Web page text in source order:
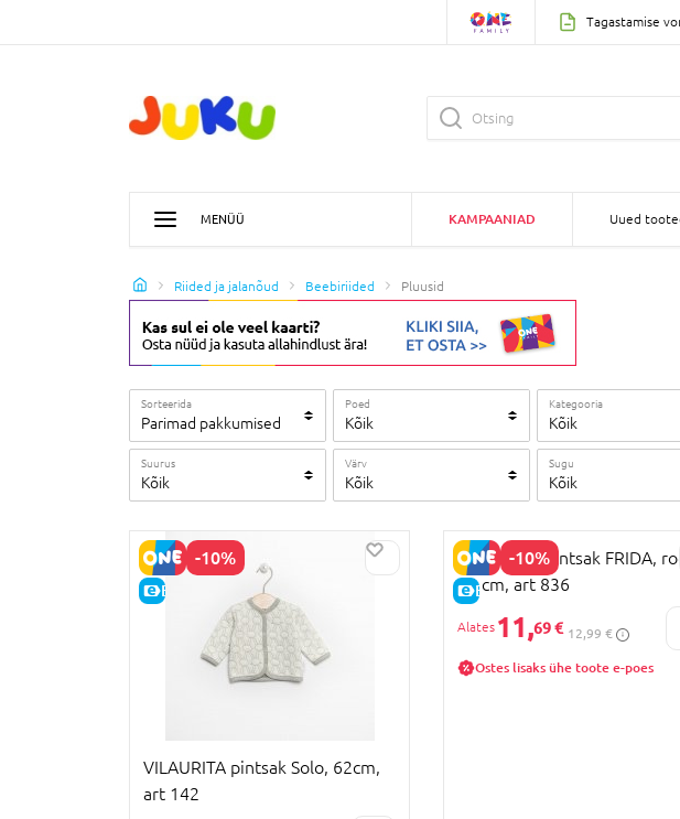
Tagastamise
MENÜÜ KAMPAANIAD Uued
Riided ja jalanõud Beebiriided Pluusid
Sorteerida
Parimad pakkumised
Poed
Kõik
Kategooria
Kõik
Suurus
Kõik
Värv
Kõik
Sugu
Kõik
-10%
E-HIND
VILAURITA pintsak Solo, 62cm,
art 142
-10%
E-HIND
VILAURITA pintsak FRIDA,
74 cm, art 836
11,69 € 12,99 €
Ostes lisaks ühe toote e-poes